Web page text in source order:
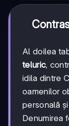
Al doilea
teluric,
idila dintre
oamenilor
personală
Denumirea